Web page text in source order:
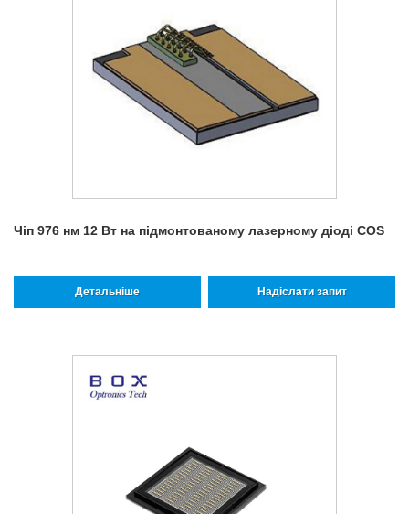
Чіп 976 нм 12 Вт на підмонтованому лазерному діоді COS
Детальніше Надіслати запит